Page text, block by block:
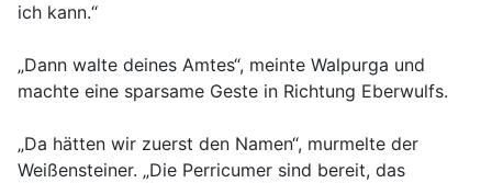
ich kann.“
„Dann walte deines Amtes“, meinte Walpurga und
machte eine sparsame Geste in Richtung Eberwulfs.
„Da hätten wir zuerst den Namen“, murmelte der
Weißensteiner. „Die Perricumer sind bereit, das